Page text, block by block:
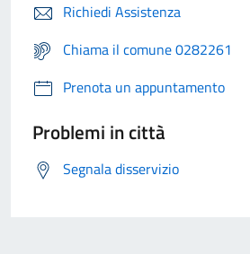
Richiedi Assistenza
Chiama il comune 0282261
Prenota un appuntamento
Problemi in città
Segnala disservizio